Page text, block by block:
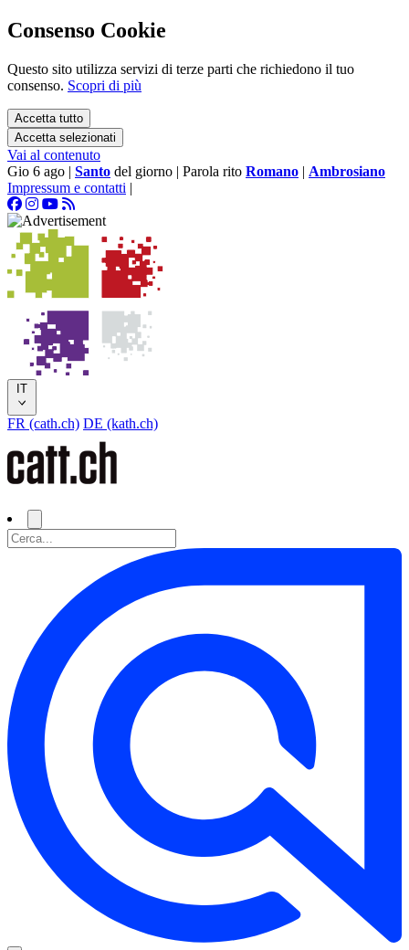
Consenso Cookie
Questo sito utilizza servizi di terze parti che richiedono il tuo
consenso. Scopri di più
Accetta tutto
Accetta selezionati
Vai al contenuto
Gio 6 ago | Santo del giorno | Parola rito Romano | Ambrosiano
Impressum e contatti |
IT
FR (cath.ch) DE (kath.ch)